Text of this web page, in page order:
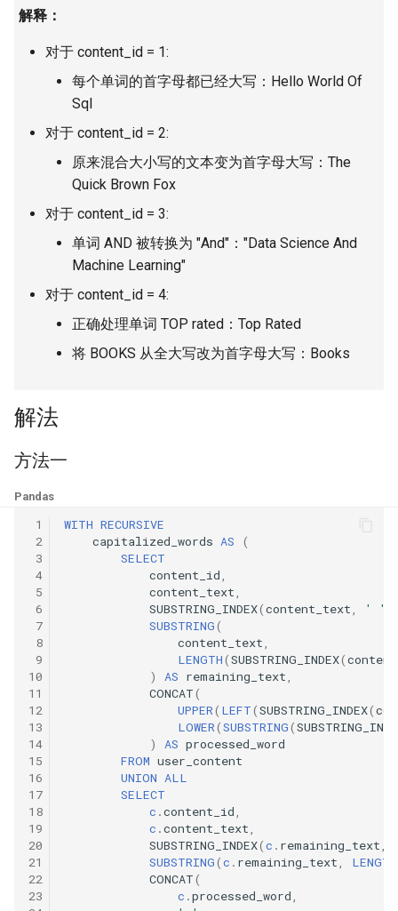
29. 顺时针打印矩阵
30. 包含 min 函数的栈
31. 栈的压入、弹出序列
32.1. 从上到下打印二叉树
32.2. 从上到下打印二叉树 II
32.3. 从上到下打印二叉树 III
33. 二叉搜索树的后序遍历序
34. 二叉树中和为某一值的路
38. 字符串的排列
39. 数组中出现次数超过一半
的数字
40. 最小的 k 个数
41. 数据流中的中位数
42. 连续子数组的最大和
43. 1 ～ n 整数中 1 出现的次
44. 数字序列中某一位的数字
45. 把数组排成最小的数
24. 反转链表
25. 链表中的两数相加
26. 重排链表
27. 回文链表
28. 展平多级双向链表
29. 排序的循环链表
30. 插入、删除和随机访问都
是 O(1) 的容器
31. 最近最少使用缓存
33. 变位词组
34. 外星语言是否排序
35. 最小时间差
36. 后缀表达式
37. 小行星碰撞
38. 每日温度
39. 直方图最大矩形面积
40. 矩阵中最大的矩形
41. 滑动窗口的平均值
42. 最近请求次数
43. 往完全二叉树添加节点
44. 二叉树每层的最大值
4.6. 后继者
4.8. 首个共同祖先
4.9. 二叉搜索树序列
4.10. 检查子树
4.12. 求和路径
5.1. 插入
5.2. 二进制数转字符串
5.4. 下一个数
5.6. 整数转换
5.8. 绘制直线
8.1. 三步问题
8.2. 迷路的机器人
8.3. 魔术索引
8.4. 幂集
8.5. 递归乘法
8.6. 汉诺塔问题
8.7. 无重复字符串的排列组合
8.8. 有重复字符串的排列组合
解释：
对于 content_id = 1:
每个单词的首字母都已经大写：Hello World Of
Sql
对于 content_id = 2:
原来混合大小写的文本变为首字母大写：The
Quick Brown Fox
对于 content_id = 3:
单词 AND 被转换为 "And"："Data Science And
Machine Learning"
对于 content_id = 4:
正确处理单词 TOP rated：Top Rated
将 BOOKS 从全大写改为首字母大写：Books
解法
方法一
Pandas
1
2
3
4
5
6
7
8
9
10
11
12
13
14
15
16
17
18
19
20
21
22
23
WITH RECURSIVE
capitalized_words AS
(
SELECT
content_id,
content_text,
SUBSTRING_INDEX(content_text, ' '
SUBSTRING(
content_text,
LENGTH(SUBSTRING_INDEX(
)
AS remaining_text,
CONCAT(
UPPER( LEFT(SUBSTRING_INDEX(
LOWER(SUBSTRING(
)
AS processed_word
FROM user_content
UNION ALL
SELECT
c .content_id,
c .content_text,
SUBSTRING_INDEX(c . remaining_text,
SUBSTRING(c . remaining_text, LENGTH
CONCAT(
c .processed_word,